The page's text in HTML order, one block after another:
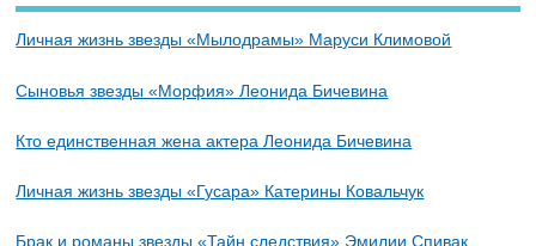
Личная жизнь звезды «Мылодрамы» Маруси Климовой
Сыновья звезды «Морфия» Леонида Бичевина
Кто единственная жена актера Леонида Бичевина
Личная жизнь звезды «Гусара» Катерины Ковальчук
Брак и романы звезды «Тайн следствия» Эмилии Спивак